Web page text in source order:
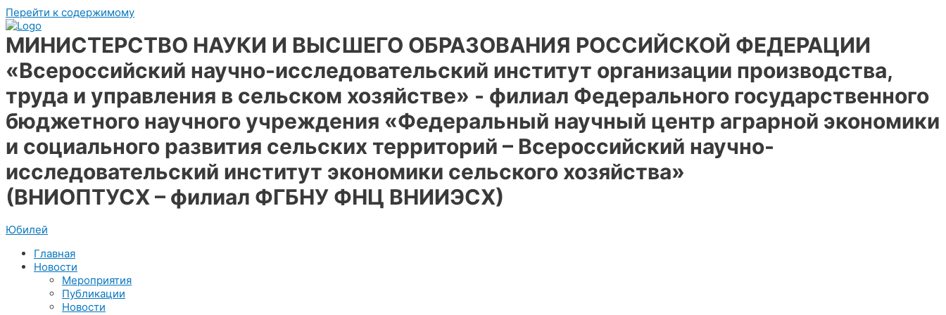
Перейти к содержимому
МИНИСТЕРСТВО НАУКИ И ВЫСШЕГО ОБРАЗОВАНИЯ РОССИЙСКОЙ ФЕДЕРАЦИИ
«Всероссийский научно-исследовательский институт организации производства,
труда и управления в сельском хозяйстве» - филиал Федерального государственного
бюджетного научного учреждения «Федеральный научный центр аграрной экономики
и социального развития сельских территорий – Всероссийский научно-
исследовательский институт экономики сельского хозяйства»
(ВНИОПТУСХ – филиал ФГБНУ ФНЦ ВНИИЭСХ)
Юбилей
Главная
Новости
Мероприятия
Публикации
Новости